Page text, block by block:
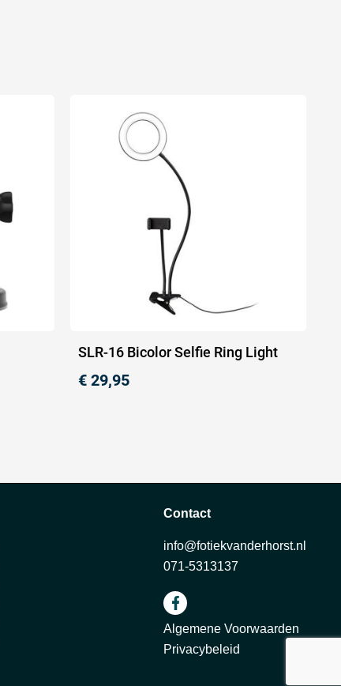
SLR-16 Bicolor Selfie Ring Light
€ 29,95
Contact
info@fotiekvanderhorst.nl
071-5313137
Algemene Voorwaarden
Privacybeleid